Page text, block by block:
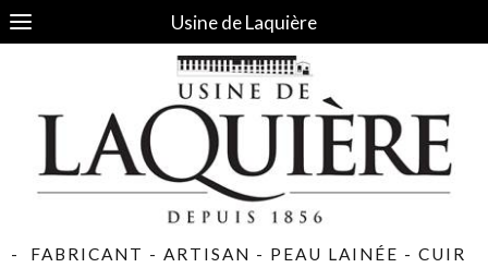
Usine de Laquière
- FABRICANT - ARTISAN - PEAU LAINÉE - CUIR